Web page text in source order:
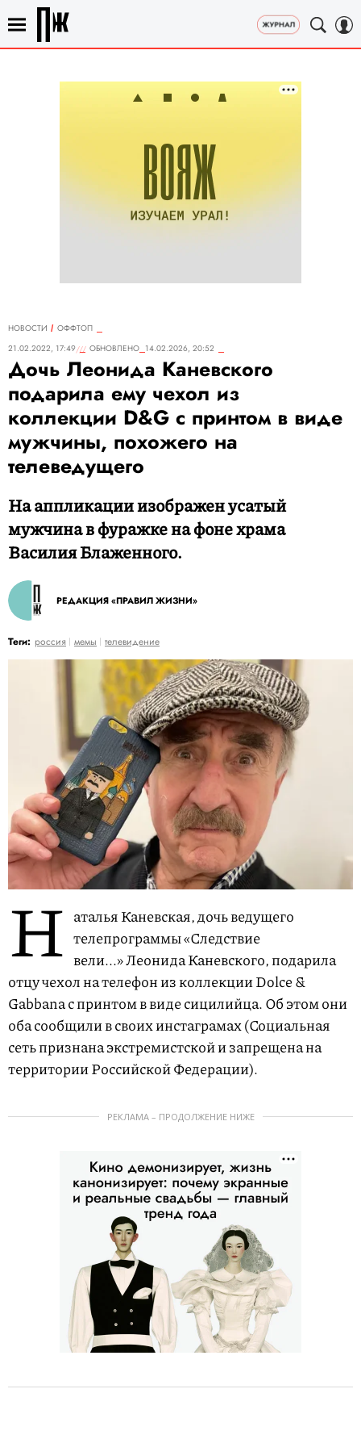
НОВОСТИ
ОФФТОП
21.02.2022, 17:49
ОБНОВЛЕНО 14.02.2026, 20:52
Дочь Леонида Каневского
подарила ему чехол из
коллекции D&G с принтом в виде
мужчины, похожего на
телеведущего
На аппликации изображен усатый
мужчина в фуражке на фоне храма
Василия Блаженного.
РЕДАКЦИЯ «ПРАВИЛ ЖИЗНИ»
Теги: россия мемы телевидение
Н аталья Каневская, дочь ведущего
телепрограммы «Следствие
вели...» Леонида Каневского, подарила
отцу чехол на телефон из коллекции Dolce &
Gabbana с принтом в виде сицилийца. Об этом они
оба сообщили в своих инстаграмах (Социальная
сеть признана экстремистской и запрещена на
территории Российской Федерации).
РЕКЛАМА – ПРОДОЛЖЕНИЕ НИЖЕ